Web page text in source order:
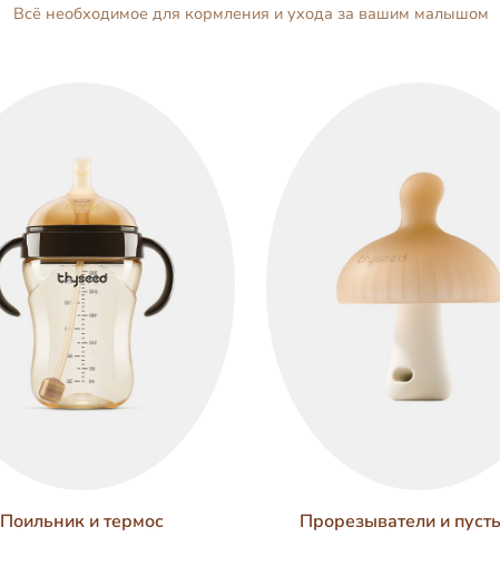
Всё необходимое для кормления и ухода за вашим малышом
Поильник и термос Прорезыватели и